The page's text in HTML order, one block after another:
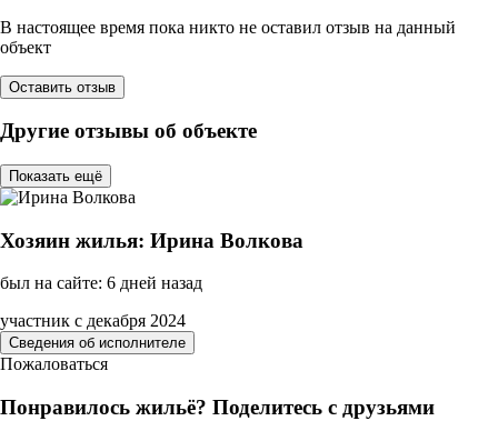
В настоящее время пока никто не оставил отзыв на данный
объект
Оставить отзыв
Другие отзывы об объекте
Показать ещё
Хозяин жилья: Ирина Волкова
был на сайте: 6 дней назад
участник с декабря 2024
Сведения об исполнителе
Пожаловаться
Понравилось жильё? Поделитесь с друзьями